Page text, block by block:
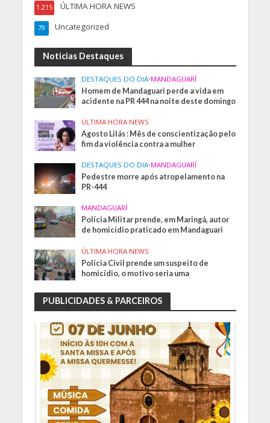
ÚLTIMA HORA NEWS
1.215
Uncategorized
79
Noticias Destaques
DESTAQUES DO DIA•MANDAGUARÍ
Homem de Mandaguari perde a vida em
acidente na PR 444 na noite deste domingo
ÚLTIMA HORA NEWS
Agosto Lilás : Mês de conscientização pelo
fim da violência contra a mulher
DESTAQUES DO DIA•MANDAGUARÍ
Pedestre morre após atropelamento na
PR-444
MANDAGUARÍ
Polícia Militar prende, em Maringá, autor
de homicídio praticado em Mandaguari
ÚLTIMA HORA NEWS
Polícia Civil prende um suspeito de
homicídio, o motivo seria uma
PUBLICIDADES & PARCEIROS